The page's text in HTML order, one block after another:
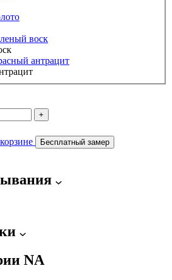
+
Бесплатный замер
NA